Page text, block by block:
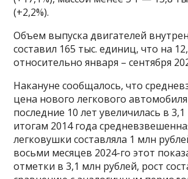
(+2,2%).
Объем выпуска двигателей
составил 165 тыс. единиц, что на
относительно января – сентября
Накануне сообщалось, что
цена нового легкового
последние 10 лет увеличилась в
итогам 2014 года
легковушки составляла 1 млн
восьми месяцев 2024-го этот
отметки в 3,1 млн рублей, рост